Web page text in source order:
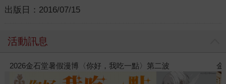
出版日： 2016/07/15
活動訊息
金石堂2026海外優惠：電子書